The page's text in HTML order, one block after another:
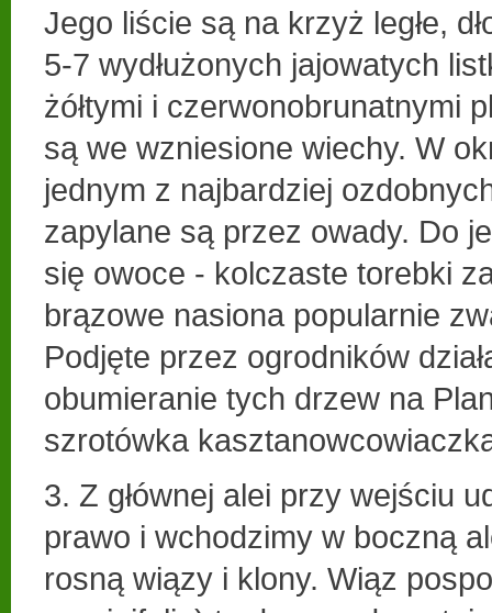
Jego liście są na krzyż ległe,
5-7 wydłużonych jajowatych
żółtymi i czerwonobrunatnymi
są we wzniesione wiechy. W
jednym z najbardziej
zapylane są przez owady. Do
się owoce - kolczaste torebki
brązowe nasiona popularnie
Podjęte przez ogrodników
obumieranie tych drzew na
szrotówka
3. Z głównej alei przy wejściu
prawo i wchodzimy w boczną
rosną wiązy i klony. Wiąz